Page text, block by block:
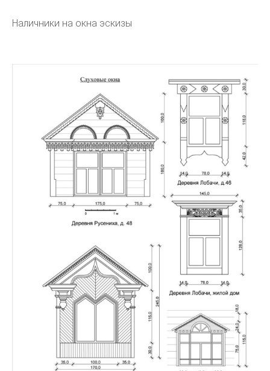
Наличники на окна эскизы